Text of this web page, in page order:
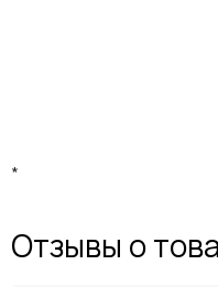
*
Отзывы о